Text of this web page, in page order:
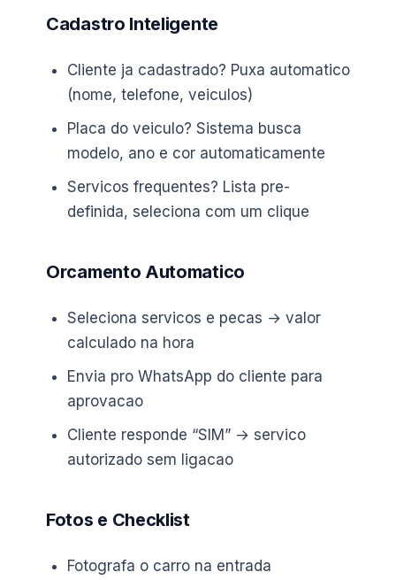
Cadastro Inteligente
Cliente ja cadastrado? Puxa automatico
(nome, telefone, veiculos)
Placa do veiculo? Sistema busca
modelo, ano e cor automaticamente
Servicos frequentes? Lista pre-
definida, seleciona com um clique
Orcamento Automatico
Seleciona servicos e pecas → valor
calculado na hora
Envia pro WhatsApp do cliente para
aprovacao
Cliente responde “SIM” → servico
autorizado sem ligacao
Fotos e Checklist
Fotografa o carro na entrada